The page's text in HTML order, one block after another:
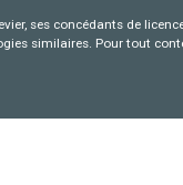
ses concédants de
similaires. Pour tout